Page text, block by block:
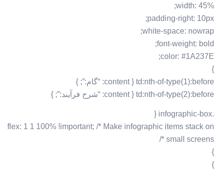
width: 45%;
padding-right: 10px;
white-space: nowrap;
font-weight: bold;
color: #1A237E;
}
td:nth-of-type(1):before { content: “گام:”; }
td:nth-of-type(2):before { content: “شرح فرآیند:”; }
.infographic-box {
flex: 1 1 100% !important; /* Make infographic items stack on
small screens */
}
}